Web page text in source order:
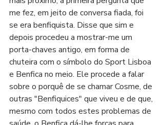
me fez, em jeito de conversa fiada, foi
se era benfiquista. Disse que sim e
depois procedeu a mostrar-me um
porta-chaves antigo, em forma de
chuteira com o símbolo do Sport Lisboa
e Benfica no meio. Ele procede a falar
sobre o porquê de se chamar Cosme, de
outras "Benfiquices" que viveu e de que,
mesmo com todos estes problemas de